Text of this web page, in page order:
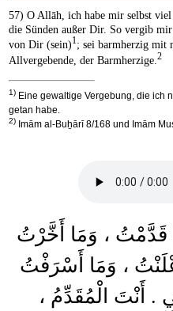
57) O Allāh, ich habe mir selbst
die Sünden außer Dir. So vergib
von Dir (sein)1; sei barmherzig mit
Allvergebende, der Barmherzige. 2
1) Eine gewaltige Vergebung, die ich
getan habe.
2) Imām al-Buẖārī 8/168 und Imām
قَدَّمْتُ ، وَمَا أَخَّرْتُ
، وَمَا أَسْرَفْتُ
. أَنْتَ الْمُقَدِّمُ ،